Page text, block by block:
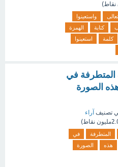
نقاط)
تعالى
واستعينوا
كتابة
الهمزة
كلمة
استعينوا
المتطرفة في
الصورة
تصنيف آراء
نقاط)
المتطرفة
في
هذه
الصورة